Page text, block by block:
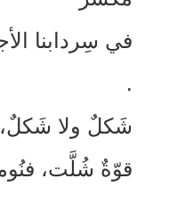
سِردابنا الأجوفِ
ولا شَكلٌ، ظِلٌّ
شُلَّت، فنُومئ ولا